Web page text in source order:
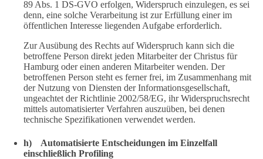
89 Abs. 1 DS-GVO erfolgen, Widerspruch einzulegen, es sei
denn, eine solche Verarbeitung ist zur Erfüllung einer im
öffentlichen Interesse liegenden Aufgabe erforderlich.
Zur Ausübung des Rechts auf Widerspruch kann sich die
betroffene Person direkt jeden Mitarbeiter der Christus für
Hamburg oder einen anderen Mitarbeiter wenden. Der
betroffenen Person steht es ferner frei, im Zusammenhang mit
der Nutzung von Diensten der Informationsgesellschaft,
ungeachtet der Richtlinie 2002/58/EG, ihr Widerspruchsrecht
mittels automatisierter Verfahren auszuüben, bei denen
technische Spezifikationen verwendet werden.
h) Automatisierte Entscheidungen im Einzelfall
einschließlich Profiling